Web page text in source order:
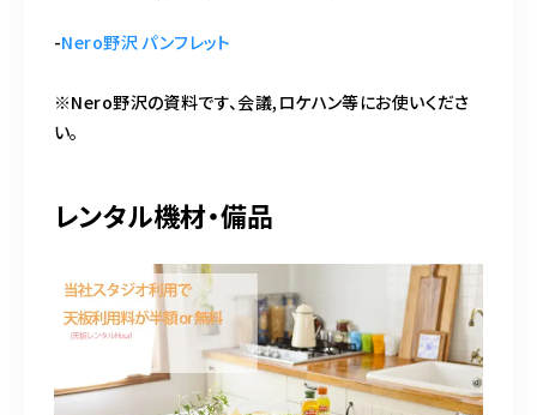
-Nero野沢 パンフレット
※Nero野沢の資料です、会議,ロケハン等にお使いくださ
い。
レンタル機材・備品